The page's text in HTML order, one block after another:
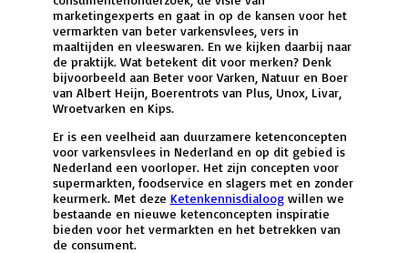
marketingexperts en gaat in op de kansen voor het
vermarkten van beter varkensvlees, vers in
maaltijden en vleeswaren. En we kijken daarbij naar
de praktijk. Wat betekent dit voor merken? Denk
bijvoorbeeld aan Beter voor Varken, Natuur en Boer
van Albert Heijn, Boerentrots van Plus, Unox, Livar,
Wroetvarken en Kips.
Er is een veelheid aan duurzamere ketenconcepten
voor varkensvlees in Nederland en op dit gebied is
Nederland een voorloper. Het zijn concepten voor
supermarkten, foodservice en slagers met en zonder
keurmerk. Met deze Ketenkennisdialoogwillen we
bestaande en nieuwe ketenconcepten inspiratie
bieden voor het vermarkten en het betrekken van
de consument.